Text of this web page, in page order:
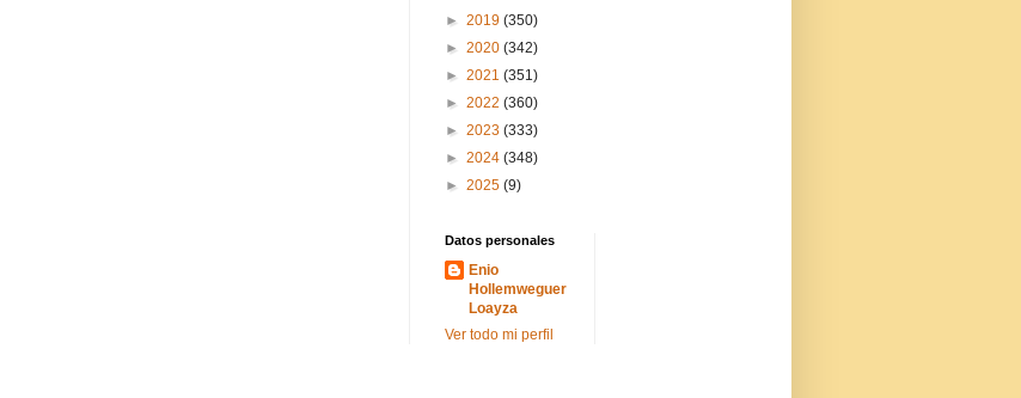
► 2019 (350)
► 2020 (342)
► 2021 (351)
► 2022 (360)
► 2023 (333)
► 2024 (348)
► 2025 (9)
Datos personales
Enio
Hollemweguer
Loayza
Ver todo mi perfil